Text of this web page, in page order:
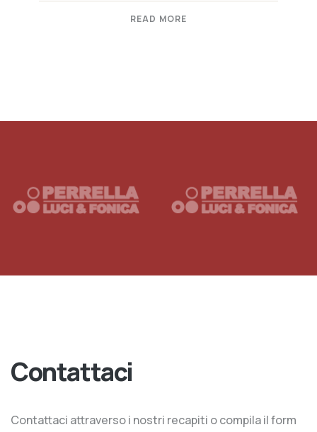
READ MORE
Contattaci
Contattaci attraverso i nostri recapiti o compila il form